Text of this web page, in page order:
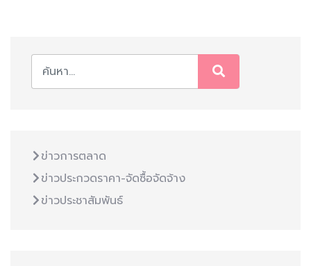
ข่าวการตลาด
ข่าวประกวดราคา-จัดซื้อจัดจ้าง
ข่าวประชาสัมพันธ์